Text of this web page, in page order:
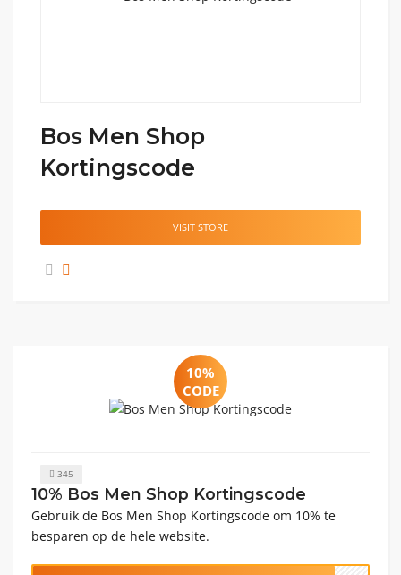
Bos Men Shop
Kortingscode
VISIT STORE
10%
CODE
345
10% Bos Men Shop Kortingscode
Gebruik de Bos Men Shop Kortingscode om 10% te
besparen op de hele website.